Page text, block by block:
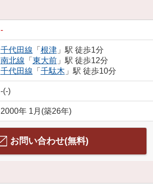
-
千代田線 「 根津」駅 徒歩1分
南北線 「 東大前」駅 徒歩12分
千代田線 「 千駄木 」駅 徒歩10分
-(-)
2000年 1月(築26年)
お問い合わせ(無料)